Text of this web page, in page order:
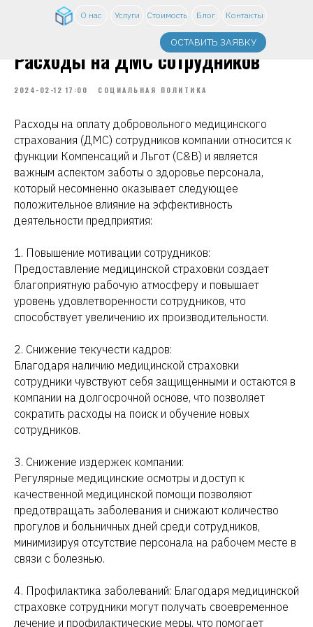
О нас Услуги Блог Контакты
ОСТАВИТЬ ЗАЯВКУ
Стоимость
Расходы на ДМС сотрудников
2024-02-12 17:00 СОЦИАЛЬНАЯ ПОЛИТИКА
Расходы на оплату добровольного медицинского
страхования (ДМС) сотрудников компании относится к
функции Компенсаций и Льгот (C&B) и является
важным аспектом заботы о здоровье персонала,
который несомненно оказывает следующее
положительное влияние на эффективность
деятельности предприятия:
1. Повышение мотивации сотрудников:
Предоставление медицинской страховки создает
благоприятную рабочую атмосферу и повышает
уровень удовлетворенности сотрудников, что
способствует увеличению их производительности.
2. Снижение текучести кадров:
Благодаря наличию медицинской страховки
сотрудники чувствуют себя защищенными и остаются в
компании на долгосрочной основе, что позволяет
сократить расходы на поиск и обучение новых
сотрудников.
3. Снижение издержек компании:
Регулярные медицинские осмотры и доступ к
качественной медицинской помощи позволяют
предотвращать заболевания и снижают количество
прогулов и больничных дней среди сотрудников,
минимизируя отсутствие персонала на рабочем месте в
связи с болезнью.
4. Профилактика заболеваний: Благодаря медицинской
страховке сотрудники могут получать своевременное
лечение и профилактические меры, что помогает